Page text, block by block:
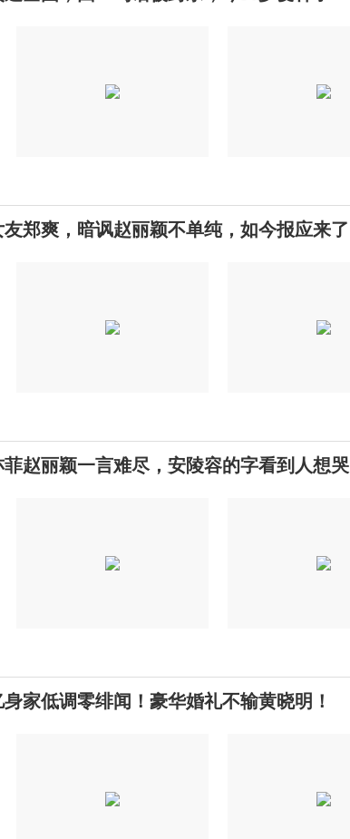
郑爽，暗讽赵丽颖不单纯，如今报应来了
赵丽颖一言难尽，安陵容的字看到人想哭
家低调零绯闻！豪华婚礼不输黄晓明！